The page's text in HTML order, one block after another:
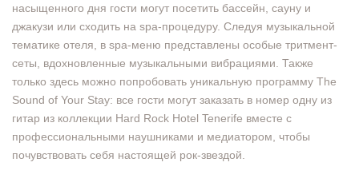
насыщенного дня гости могут посетить бассейн, сауну и
джакузи или сходить на spa-процедуру. Следуя музыкальной
тематике отеля, в spa-меню представлены особые тритмент-
сеты, вдохновленные музыкальными вибрациями. Также
только здесь можно попробовать уникальную программу The
Sound of Your Stay: все гости могут заказать в номер одну из
гитар из коллекции Hard Rock Hotel Tenerife вместе с
профессиональными наушниками и медиатором, чтобы
почувствовать себя настоящей рок-звездой.